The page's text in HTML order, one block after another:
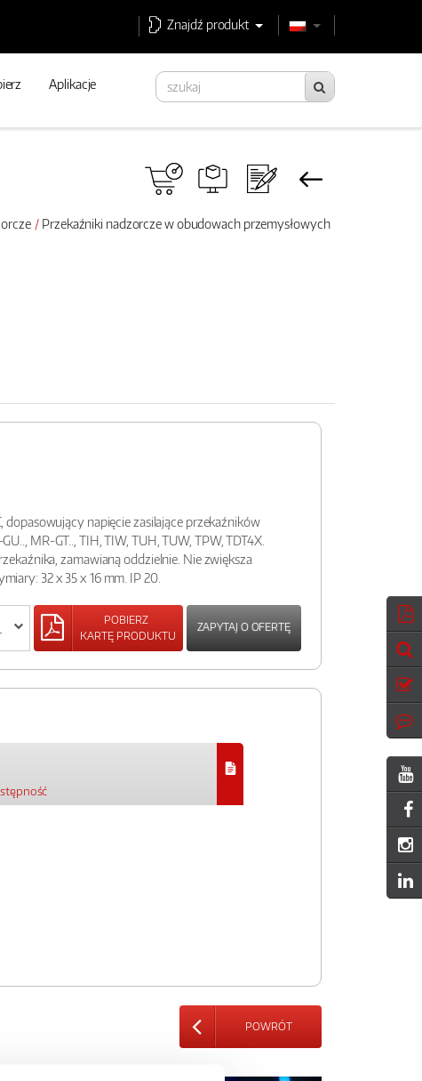
Znajdź produkt
Aplikacje
Przekaźniki nadzorcze w obudowach przemysłowych
dopasowujący napięcie zasilające przekaźników
MR-GT.., TIH, TIW, TUH, TUW, TPW, TDT4X.
zamawianą oddzielnie. Nie zwiększa
32 x 35 x 16 mm. IP 20.
POBIERZ
KARTĘ PRODUKTU
ZAPYTAJ O OFERTĘ
POWRÓT